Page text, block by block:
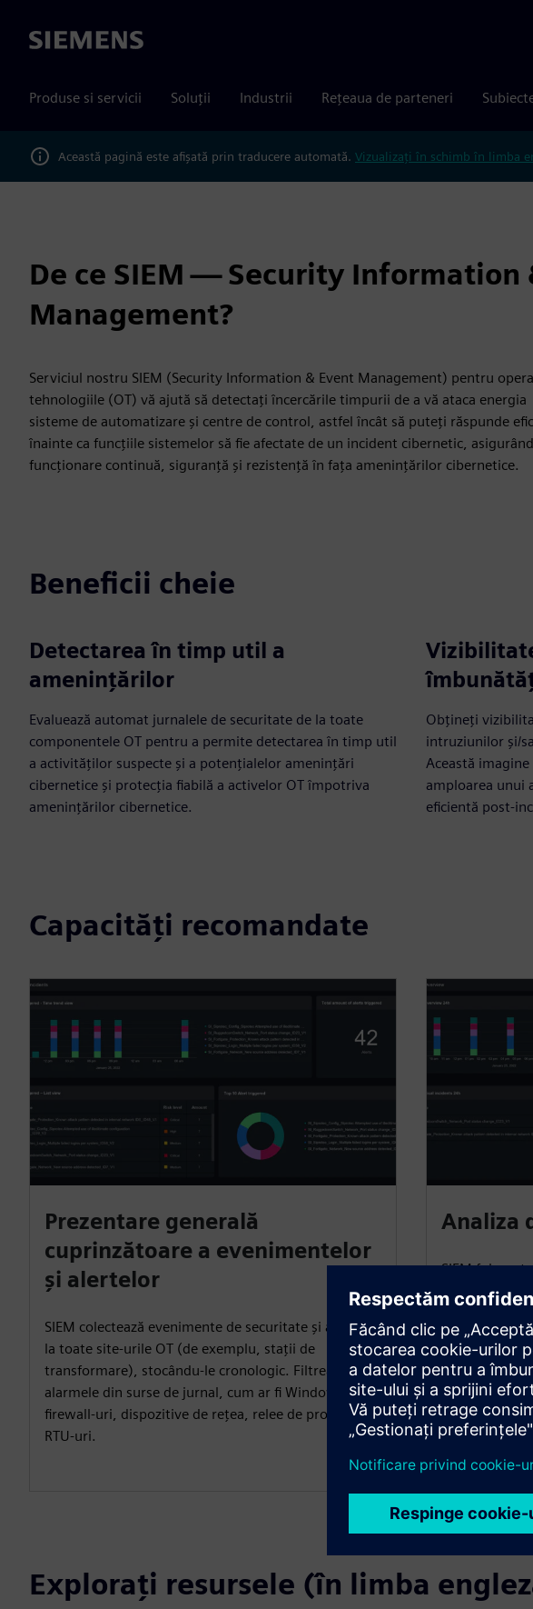
Siemens
Produse si servicii Soluții Industrii Rețeaua de parteneri
Această pagină este afișată prin traducere automată. Vizualizați în schimb în limba
De ce SIEM — Security Information
Management?
Serviciul nostru SIEM (Security Information & Event Management) pentru
tehnologiile (OT) vă ajută să detectați încercările timpurii de a vă ataca energia
sisteme de automatizare și centre de control, astfel încât să puteți răspunde
înainte ca funcțiile sistemelor să fie afectate de un incident cibernetic, asigurând
funcționare continuă, siguranță și rezistență în fața amenințărilor cibernetice.
Beneficii cheie
Detectarea în timp util a
amenințărilor
Evaluează automat jurnalele de securitate de la toate
componentele OT pentru a permite detectarea în timp util
a activităților suspecte și a potențialelor amenințări
cibernetice și protecția fiabilă a activelor OT împotriva
amenințărilor cibernetice.
Obțineți
intruziunilor și/
Această
amploarea unui
eficientă post-
Capacități recomandate
Prezentare generală
cuprinzătoare a evenimentelor
și alertelor
SIEM colectează evenimente de securitate și alerte de
la toate site-urile OT (de exemplu, stații de
transformare), stocându-le cronologic. Filtrează
alarmele din surse de jurnal, cum ar fi Windows OS,
firewall-uri, dispozitive de rețea, relee de protecție și
RTU-uri.
Analiza
SIEM
jurnalele, a
Dacă se
declanșează
imediat.
Explorați resursele (în limba